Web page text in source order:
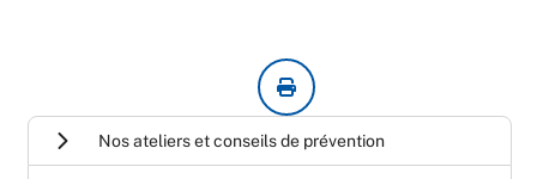
Nos ateliers et conseils de prévention